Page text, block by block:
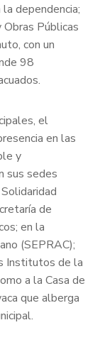
dependencia;
Públicas
con un
98
el
en las
y
sus sedes
de
en la
(SEPRAC);
Institutos de la
a la Casa de
que alberga